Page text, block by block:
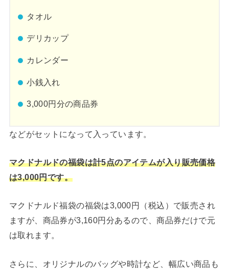
タオル
デリカップ
カレンダー
小銭入れ
3,000円分の商品券
などがセットになって入っています。
マクドナルドの福袋は計5点のアイテムが入り販売価格
は3,000円です。
マクドナルド福袋の福袋は3,000円（税込）で販売され
ますが、商品券が3,160円分あるので、商品券だけで元
は取れます。
さらに、オリジナルのバッグや時計など、幅広い商品も